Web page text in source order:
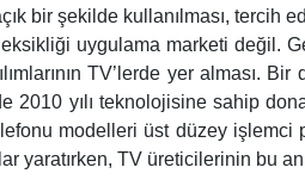
bir şekilde kullanılması, tercih
uygulama marketi değil.
TV’lerde yer alması.
2010 yılı teknolojisine sahip
modelleri üst düzey işlemci
yaratırken, TV üreticilerinin bu